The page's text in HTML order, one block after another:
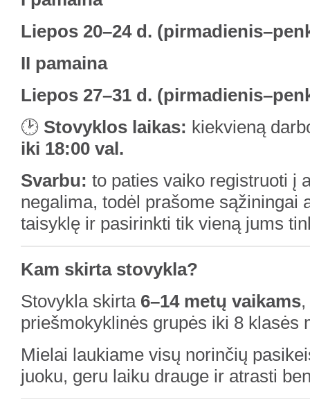
Liepos 20–24 d.
II pamaina
Liepos 27–31 d.
🕑 Stovyklos laikas: kiekvieną
iki 18:00 val.
Svarbu: to paties vaiko registruoti į
negalima, todėl prašome sąžiningai
taisyklę ir pasirinkti tik vieną jums
Kam skirta stovykla?
Stovykla skirta 6–14 metų vaikams
priešmokyklinės grupės iki 8 klasės
Mielai laukiame visų norinčių
juoku, geru laiku drauge ir atrasti